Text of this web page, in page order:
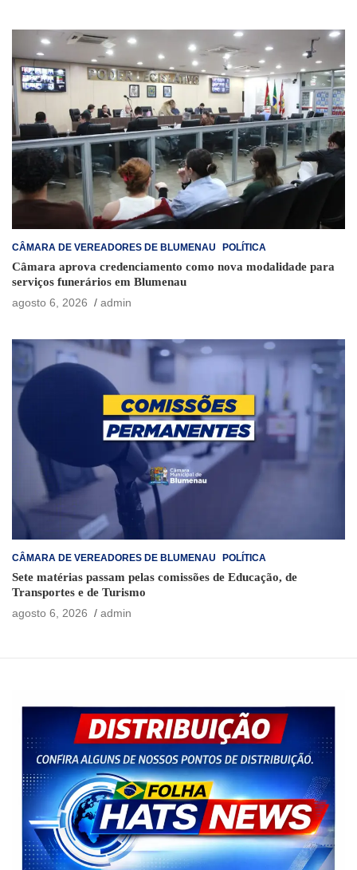
CÂMARA DE VEREADORES DE BLUMENAU POLÍTICA
Câmara aprova credenciamento como nova modalidade para
serviços funerários em Blumenau
agosto 6, 2026
admin
CÂMARA DE VEREADORES DE BLUMENAU POLÍTICA
Sete matérias passam pelas comissões de Educação, de
Transportes e de Turismo
agosto 6, 2026
admin